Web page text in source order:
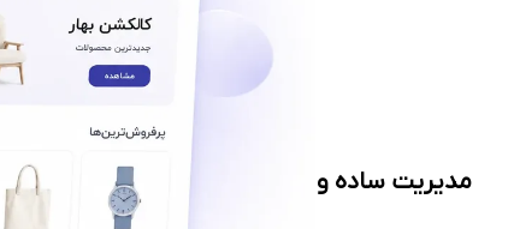
مدیریت ساده و حرفه‌ای